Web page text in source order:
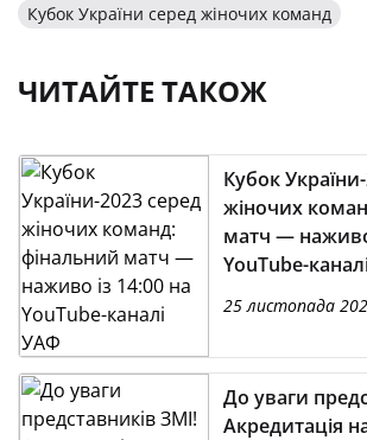
Кубок України серед жіночих команд
ЧИТАЙТЕ ТАКОЖ
Кубок
жіночих
матч — наживо
YouTube-
25 листопада
До уваги
Акредитація